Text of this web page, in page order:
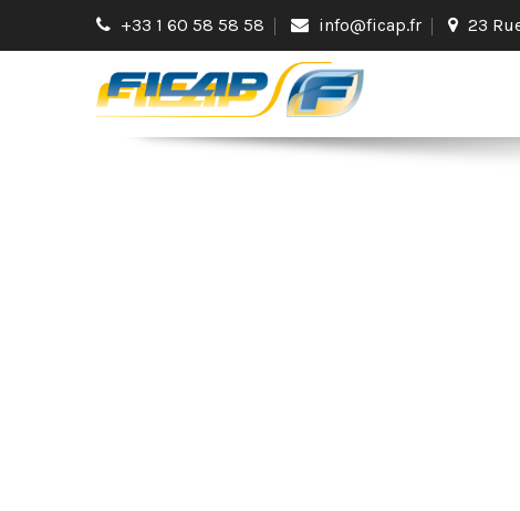
+33 1 60 58 58 58 info@ficap.fr 23